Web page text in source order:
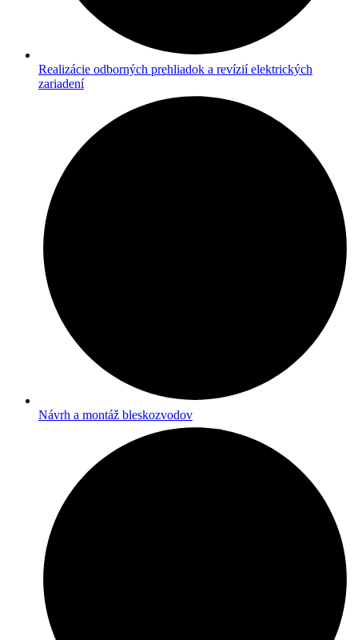
Realizácie odborných prehliadok a revízií elektrických
zariadení
Návrh a montáž bleskozvodov